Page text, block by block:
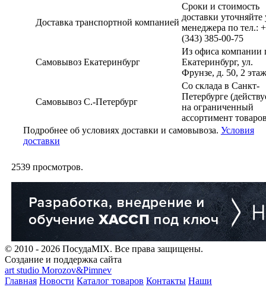
Доставка транспортной компанией
Сроки и стоимость
доставки уточняйте
менеджера по тел.:
(343) 385-00-75
Самовывоз Екатеринбург
Из офиса компании
Екатеринбург, ул.
Фрунзе, д. 50, 2 этаж
Самовывоз С.-Петербург
Со склада в Санкт-
Петербурге
на ограниченный
ассортимент
Подробнее об условиях доставки и самовывоза. Условия
доставки
2539просмотров.
© 2010 - 2026 ПосудаMIX. Все права защищены.
Создание и поддержка сайта
art studio Morozov&Pimnev
Главная Новости Каталог товаров Контакты Наши